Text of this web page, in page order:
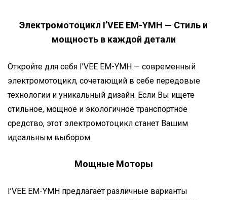
Электромотоцикл I’VEE EM-YMH — Стиль и
мощность в каждой детали
Откройте для себя I’VEE EM-YMH — современный
электромотоцикл, сочетающий в себе передовые
технологии и уникальный дизайн. Если Вы ищете
стильное, мощное и экологичное транспортное
средство, этот электромотоцикл станет Вашим
идеальным выбором.
Мощные Моторы
I’VEE EM-YMH предлагает различные варианты